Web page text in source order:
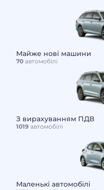
Майже нові машини
70автомобілі
З вирахуванням ПДВ
1019 автомобілі
Маленькі автомобілі